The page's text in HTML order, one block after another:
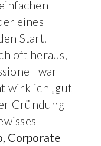
eines
Start.
oft heraus,
war
wirklich „gut
Gründung
Corporate